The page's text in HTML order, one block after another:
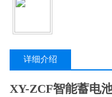
详细介绍
XY-ZCF智能蓄电